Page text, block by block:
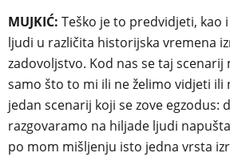
MUJKIĆ: Teško je to predvidjeti, kao
ljudi u različita historijska vremena
zadovoljstvo. Kod nas se taj scenarij
samo što to mi ili ne želimo vidjeti ili
jedan scenarij koji se zove egzodus:
razgovaramo na hiljade ljudi
po mom mišljenju isto jedna vrsta